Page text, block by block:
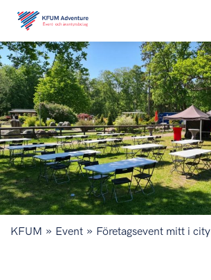
KFUM » Event » Företagsevent mitt i city